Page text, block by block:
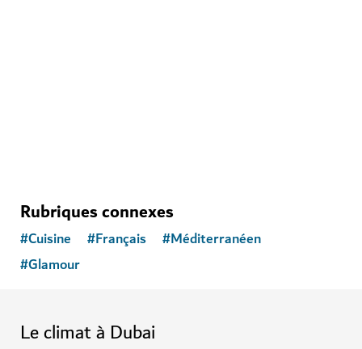
Rubriques connexes
#Cuisine #Français #Méditerranéen
#Glamour
Le climat à Dubai